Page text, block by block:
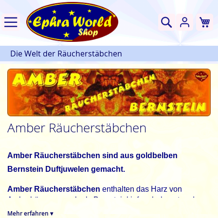
Suche
Die Welt der Räucherstäbchen
Amber Räucherstäbchen
Amber Räucherstäbchen sind aus goldbelben
Bernstein Duftjuwelen gemacht.
Amber Räucherstäbchen enthalten das Harz von
Amberbäumen, auch als Bernsteinkiefern bekannt und
verströmen einen angenehm-würzigen und süßharzigen
Mehr erfahren ▾